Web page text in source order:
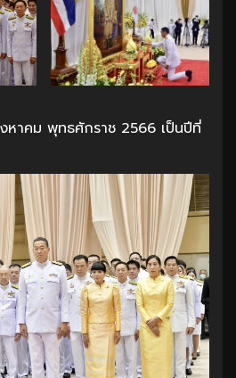
าคม พุทธศักราช 2566 เป็นปีที่